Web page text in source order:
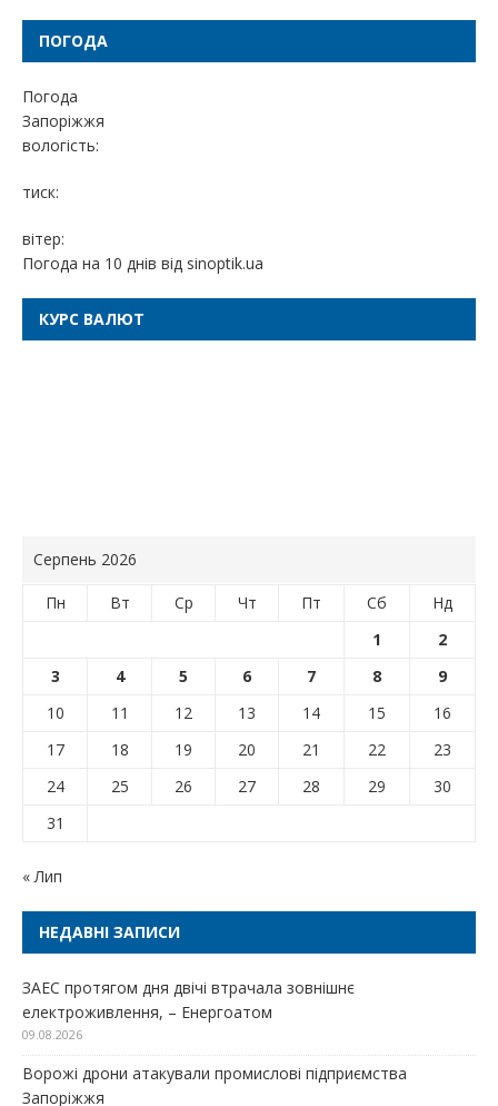
ПОГОДА
Погода
Запоріжжя
вологість:
тиск:
вітер:
Погода на 10 днів від sinoptik.ua
КУРС ВАЛЮТ
Серпень 2026
Пн Вт Ср Чт Пт Сб
Нд
1
2
3
4 5 6 7 8
9
10
11 12 13 14 15
16
17
18 19 20 21 22
23
24
25 26 27 28 29
30
31
« Лип
НЕДАВНІ ЗАПИСИ
ЗАЕС протягом дня двічі втрачала зовнішнє
електроживлення, – Енергоатом
09.08.2026
Ворожі дрони атакували промислові підприємства
Запоріжжя